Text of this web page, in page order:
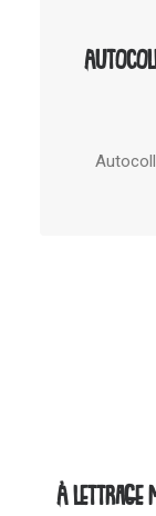
ÀLettrage